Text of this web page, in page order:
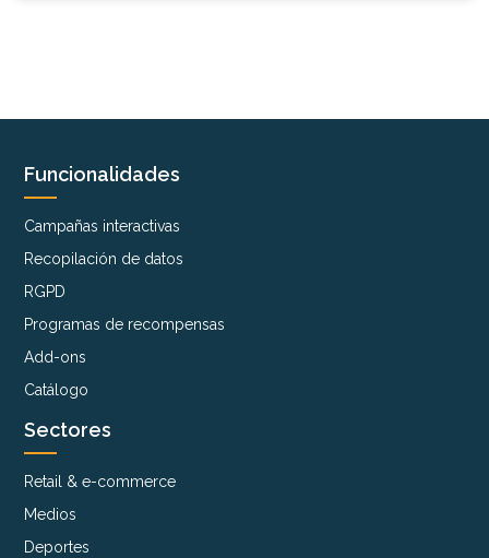
Funcionalidades
Campañas interactivas
Recopilación de datos
RGPD
Programas de recompensas
Add-ons
Catálogo
Sectores
Retail & e-commerce
Medios
Deportes